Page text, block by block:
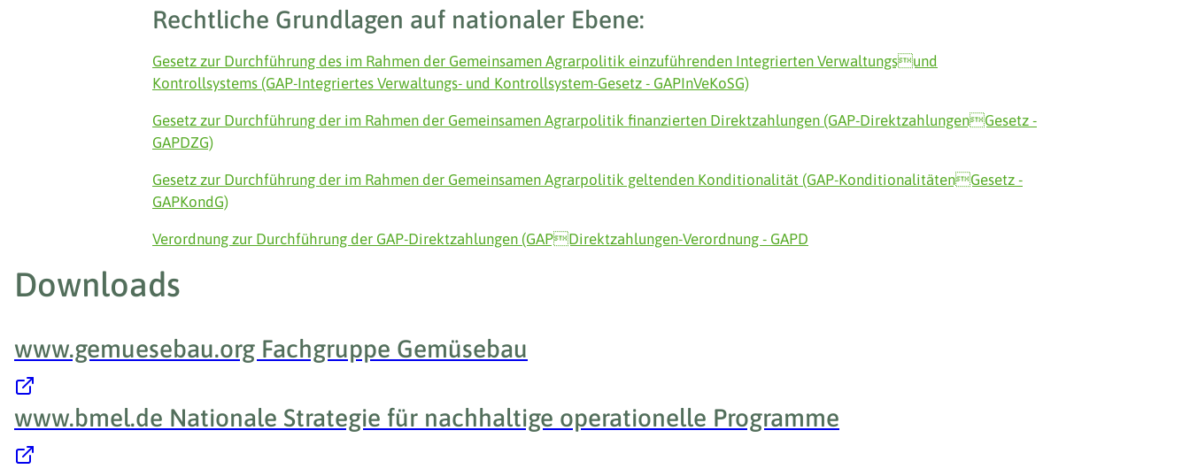
Rechtliche Grundlagen auf nationaler Ebene:
Gesetz zur Durchführung des im Rahmen der Gemeinsamen Agrarpolitik einzuführenden Integrierten Verwaltungsund
Kontrollsystems (GAP-Integriertes Verwaltungs- und Kontrollsystem-Gesetz - GAPInVeKoSG)
Gesetz zur Durchführung der im Rahmen der Gemeinsamen Agrarpolitik finanzierten Direktzahlungen (GAP-DirektzahlungenGesetz -
GAPDZG)
Gesetz zur Durchführung der im Rahmen der Gemeinsamen Agrarpolitik geltenden Konditionalität (GAP-KonditionalitätenGesetz -
GAPKondG)
Verordnung zur Durchführung der GAP-Direktzahlungen (GAPDirektzahlungen-Verordnung - GAPD
Downloads
www.gemuesebau.org Fachgruppe Gemüsebau
www.bmel.de Nationale Strategie für nachhaltige operationelle Programme